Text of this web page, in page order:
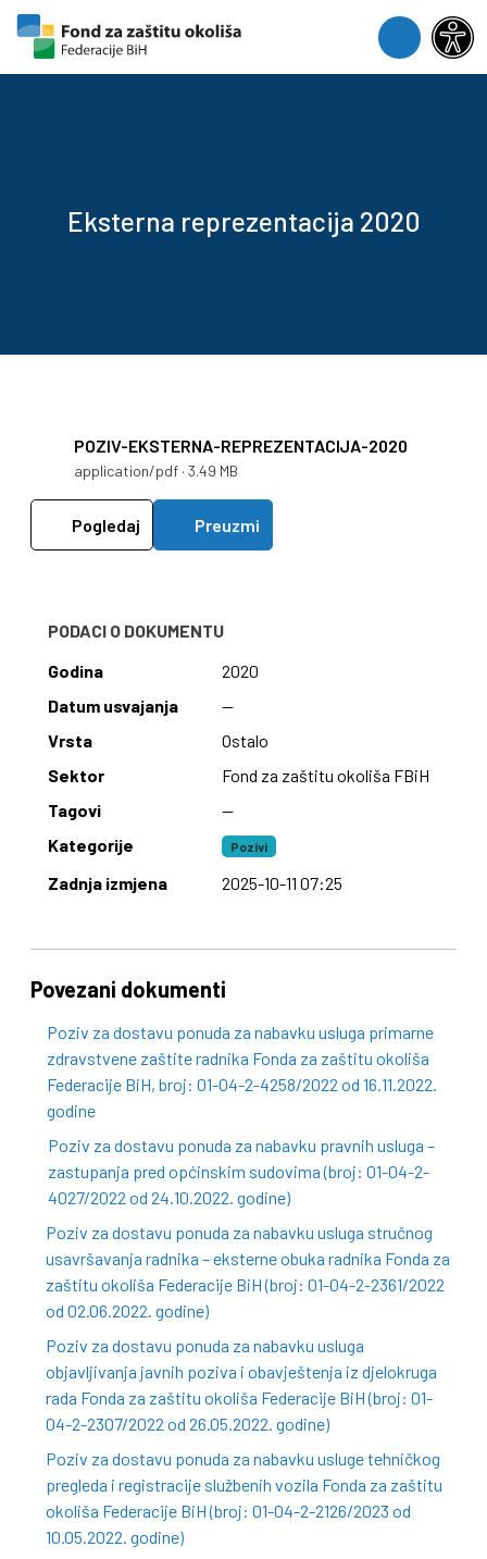
Skip to content
Skip to footer
Menu
Eksterna reprezentacija 2020
POZIV-EKSTERNA-REPREZENTACIJA-2020
application/pdf · 3.49 MB
Pogledaj Preuzmi
PODACI O DOKUMENTU
Godina
2020
Datum usvajanja
—
Vrsta
Ostalo
Sektor
Fond za zaštitu okoliša FBiH
Tagovi
—
Kategorije
Pozivi
Zadnja izmjena 2025-10-11 07:25
Povezani dokumenti
Poziv za dostavu ponuda za nabavku usluga primarne
zdravstvene zaštite radnika Fonda za zaštitu okoliša
Federacije BiH, broj: 01-04-2-4258/2022 od 16.11.2022.
godine
Poziv za dostavu ponuda za nabavku pravnih usluga –
zastupanja pred općinskim sudovima (broj: 01-04-2-
4027/2022 od 24.10.2022. godine)
Poziv za dostavu ponuda za nabavku usluga stručnog
usavršavanja radnika – eksterne obuka radnika Fonda za
zaštitu okoliša Federacije BiH (broj: 01-04-2-2361/2022
od 02.06.2022. godine)
Poziv za dostavu ponuda za nabavku usluga
objavljivanja javnih poziva i obavještenja iz djelokruga
rada Fonda za zaštitu okoliša Federacije BiH (broj: 01-
04-2-2307/2022 od 26.05.2022. godine)
Poziv za dostavu ponuda za nabavku usluge tehničkog
pregleda i registracije službenih vozila Fonda za zaštitu
okoliša Federacije BiH (broj: 01-04-2-2126/2023 od
10.05.2022. godine)